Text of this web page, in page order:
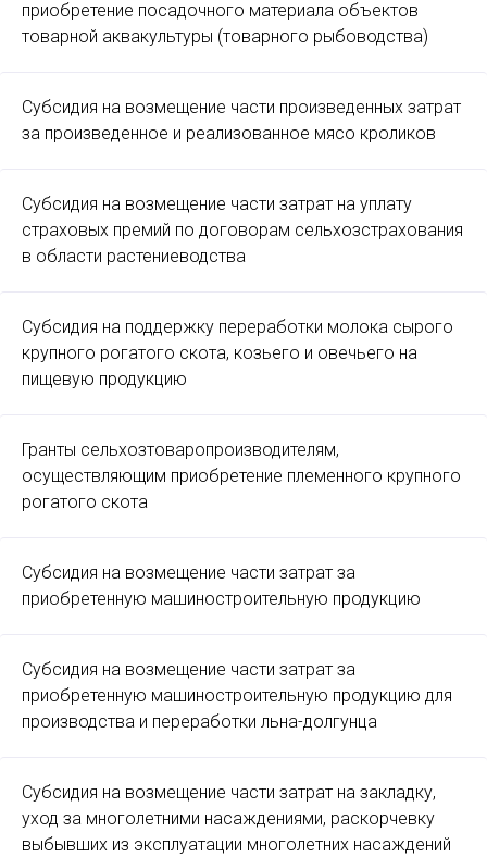
приобретение посадочного материала объектов
товарной аквакультуры (товарного рыбоводства)
Субсидия на возмещение части произведенных затрат
за произведенное и реализованное мясо кроликов
Субсидия на возмещение части затрат на уплату
страховых премий по договорам сельхозстрахования
в области растениеводства
Субсидия на поддержку переработки молока сырого
крупного рогатого скота, козьего и овечьего на
пищевую продукцию
Гранты сельхозтоваропроизводителям,
осуществляющим приобретение племенного крупного
рогатого скота
Субсидия на возмещение части затрат за
приобретенную машиностроительную продукцию
Субсидия на возмещение части затрат за
приобретенную машиностроительную продукцию для
производства и переработки льна-долгунца
Субсидия на возмещение части затрат на закладку,
уход за многолетними насаждениями, раскорчевку
выбывших из эксплуатации многолетних насаждений